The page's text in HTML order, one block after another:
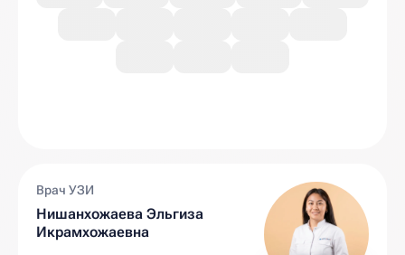
Врач УЗИ
Нишанхожаева Эльгиза
Икрамхожаевна